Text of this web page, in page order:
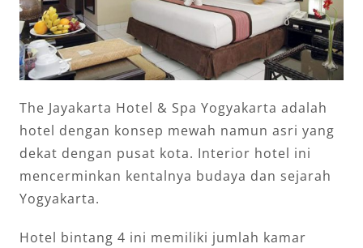
The Jayakarta Hotel & Spa Yogyakarta adalah
hotel dengan konsep mewah namun asri yang
dekat dengan pusat kota. Interior hotel ini
mencerminkan kentalnya budaya dan sejarah
Yogyakarta.
Hotel bintang 4 ini memiliki jumlah kamar